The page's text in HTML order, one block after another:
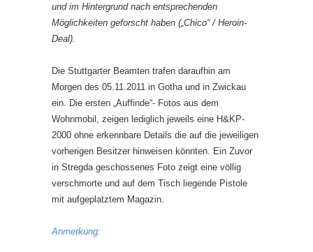
und im Hintergrund nach entsprechenden
Möglichkeiten geforscht haben („Chico“ / Heroin-
Deal).
Die Stuttgarter Beamten trafen daraufhin am
Morgen des 05.11.2011 in Gotha und in Zwickau
ein. Die ersten „Auffinde“- Fotos aus dem
Wohnmobil, zeigen lediglich jeweils eine H&KP-
2000 ohne erkennbare Details die auf die jeweiligen
vorherigen Besitzer hinweisen könnten. Ein Zuvor
in Stregda geschossenes Foto zeigt eine völlig
verschmorte und auf dem Tisch liegende Pistole
mit aufgeplatztem Magazin.
Anmerkung: